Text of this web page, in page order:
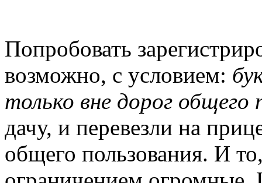
Попробовать
возможно, с условием:
только вне дорог общего
дачу, и перевезли на
общего пользования. И